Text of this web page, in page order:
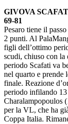
GIVOVA
69-81
Pesaro tiene il
2 punti. Al
figli dell’ottimo
scudi, chiuso con
periodo Scafati va
nel quarto e prende
finale. Reazione
periodo infilando
Charalampopoulos
per la VL, che ha
Coppa Italia.